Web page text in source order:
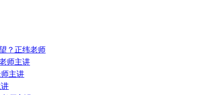
？正纬老师
师主讲
主讲